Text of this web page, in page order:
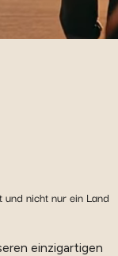
nicht nur ein Land
einzigartigen